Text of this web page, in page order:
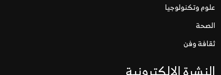
علوم وتكنولوجيا
الصحة
ثقافة وفن